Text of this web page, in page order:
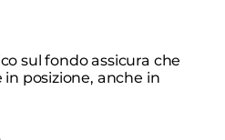
sul fondo assicura che
posizione, anche in